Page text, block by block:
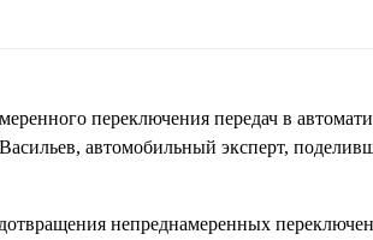
переключения передач в
автомобильный эксперт,
непреднамеренных